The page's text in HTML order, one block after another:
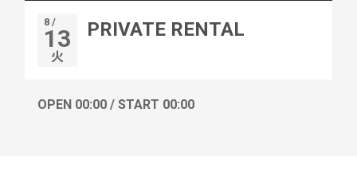
8 /
13
火
PRIVATE RENTAL
OPEN 00:00 / START 00:00